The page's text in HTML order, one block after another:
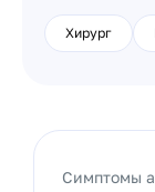
Хирург
Симптомы